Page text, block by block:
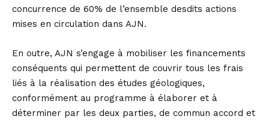
concurrence de 60% de l’ensemble desdits actions
mises en circulation dans AJN.
En outre, AJN s’engage à mobiliser les financements
conséquents qui permettent de couvrir tous les frais
liés à la réalisation des études géologiques,
conformément au programme à élaborer et à
déterminer par les deux parties, de commun accord et